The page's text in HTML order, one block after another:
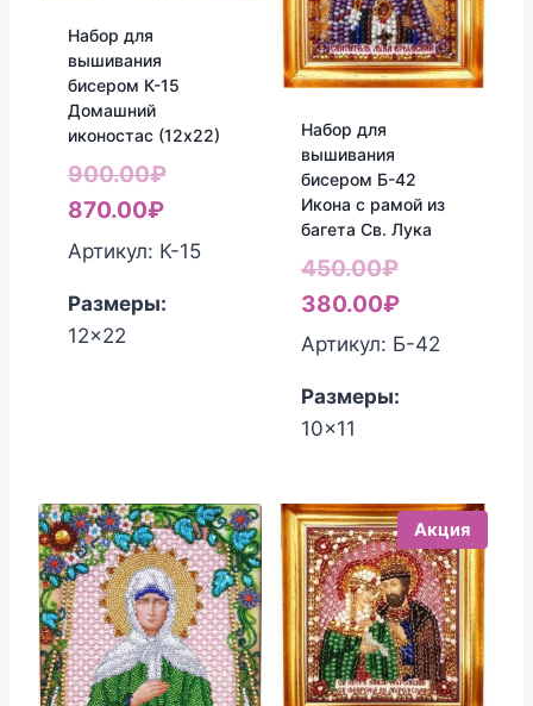
Набор для
вышивания
бисером К-15
Домашний
иконостас (12х22)
900.00₽Первоначальная
составляла
870.00₽Текущая
цена:
Артикул: К-15
Размеры:
12x22
Набор для
вышивания
бисером Б-42
Икона с рамой из
багета Св. Лука
450.00₽
цена
составляла
380.00₽Текущая
цена:
Артикул: Б-42
Размеры:
10x11
Акция